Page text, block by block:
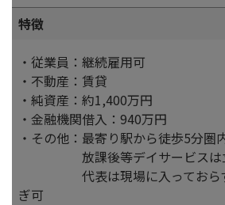
特徴
・従業員：継続雇用可
・不動産：賃貸
・純資産：約1,400万円
・金融機関借入：940万円
・その他：最寄り駅から徒歩5分圏
放課後等デイサービスは立
代表は現場に入っておらず
ぎ可